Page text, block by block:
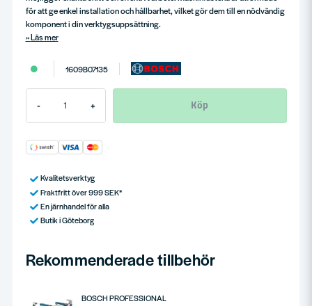
för att ge enkel installation och hållbarhet, vilket gör dem till en nödvändig
komponent i din verktygsuppsättning.
Läs mer
1609B07135
- + Köp
Kvalitetsverktyg
Fraktfritt över 999 SEK*
En järnhandel för alla
Butik i Göteborg
Rekommenderade tillbehör
BOSCH PROFESSIONAL